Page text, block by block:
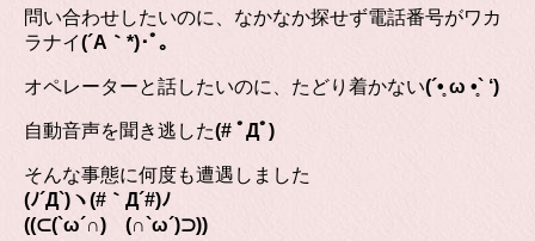
問い合わせしたいのに、なかなか探せず電話番号がワカ
ラナイ(´A｀*)･ﾟ｡
オペレーターと話したいのに、たどり着かない(´•̥ ω •̥` ‘)
自動音声を聞き逃した(# ﾟДﾟ)
そんな事態に何度も遭遇しました
(ﾉ´Д`)ヽ(#｀Д´#)ﾉ
((⊂(`ω´∩) (∩`ω´)⊃))